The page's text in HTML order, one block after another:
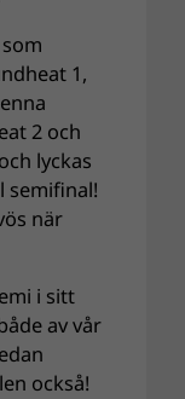
1,
2 och
lyckas
semifinal!
när
i sitt
av vår
också!